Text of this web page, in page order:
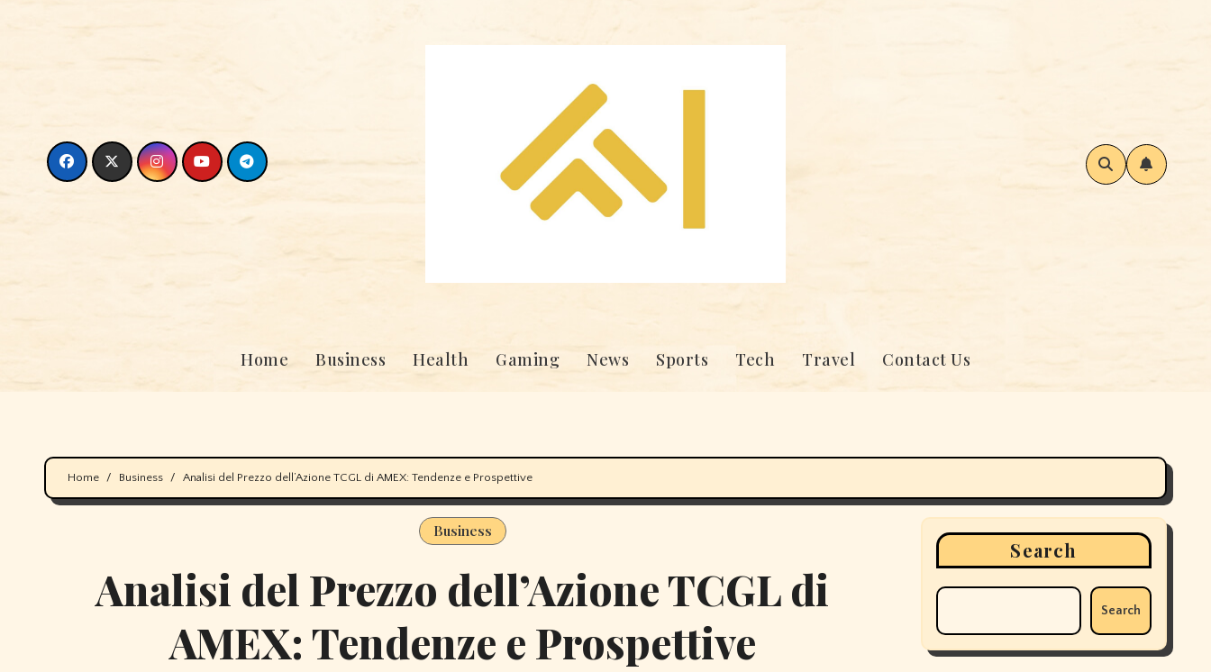
Home Business Health Gaming News Sports Tech Travel Contact Us
Home Business Analisi del Prezzo dell’Azione TCGL di AMEX: Tendenze e Prospettive
Business
Analisi del Prezzo dell’Azione TCGL di
AMEX: Tendenze e Prospettive
Search
Search